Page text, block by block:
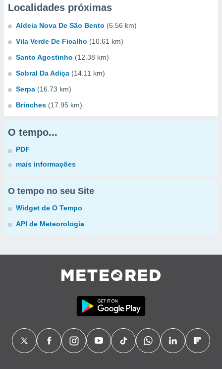
Localidades próximas
Aldeia Nova De São Bento (6.56 km)
Vila Verde De Ficalho (10.61 km)
Santo Agostinho (12.38 km)
Sobral Da Adiça (14.11 km)
Serpa (16.73 km)
Brinches (17.95 km)
O tempo...
PDF
mais informações
O tempo no seu Site
Widget de O Tempo
API de Meteorologia